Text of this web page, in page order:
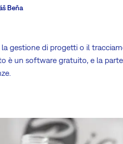
Beňa
gestione di progetti o il
è un software gratuito, e la